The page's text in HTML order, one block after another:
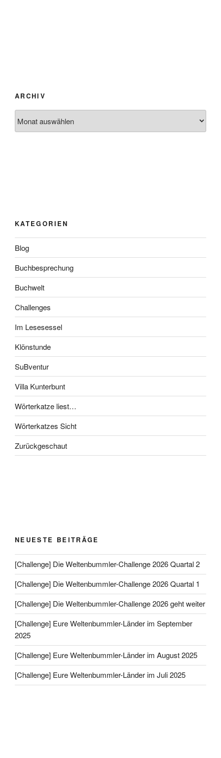
ARCHIV
KATEGORIEN
Blog
Buchbesprechung
Buchwelt
Challenges
Im Lesesessel
Klönstunde
SuBventur
Villa Kunterbunt
Wörterkatze liest…
Wörterkatzes Sicht
Zurückgeschaut
NEUESTE BEITRÄGE
[Challenge] Die Weltenbummler-Challenge 2026 Quartal 2
[Challenge] Die Weltenbummler-Challenge 2026 Quartal 1
[Challenge] Die Weltenbummler-Challenge 2026 geht weiter
[Challenge] Eure Weltenbummler-Länder im September
2025
[Challenge] Eure Weltenbummler-Länder im August 2025
[Challenge] Eure Weltenbummler-Länder im Juli 2025